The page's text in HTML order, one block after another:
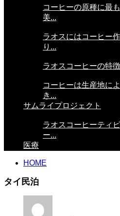
コーヒーの原種に最
美...
ラオスにはコーヒー
り...
ラオスコーヒーの特
コーヒーは生産地に
き...
サムライプロジェクト
ラオスコーヒーティ
ー...
医療
HOME
タイ民泊